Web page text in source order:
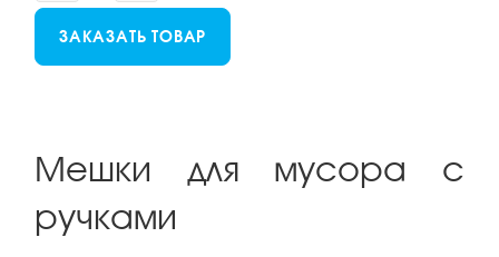
ЗАКАЗАТЬ ТОВАР
Мешки для мусора с
ручками